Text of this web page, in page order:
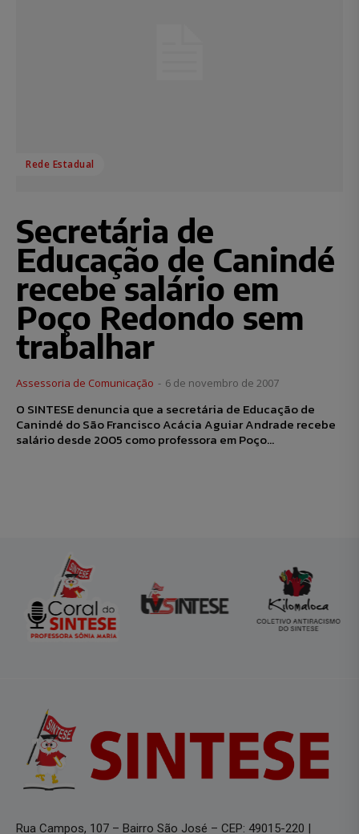
Rede Estadual
Secretária de
Educação de Canindé
recebe salário em
Poço Redondo sem
trabalhar
Assessoria de Comunicação - 6 de novembro de 2007
O SINTESE denuncia que a secretária de Educação de
Canindé do São Francisco Acácia Aguiar Andrade recebe
salário desde 2005 como professora em Poço...
Rua Campos, 107 – Bairro São José – CEP: 49015-220 |